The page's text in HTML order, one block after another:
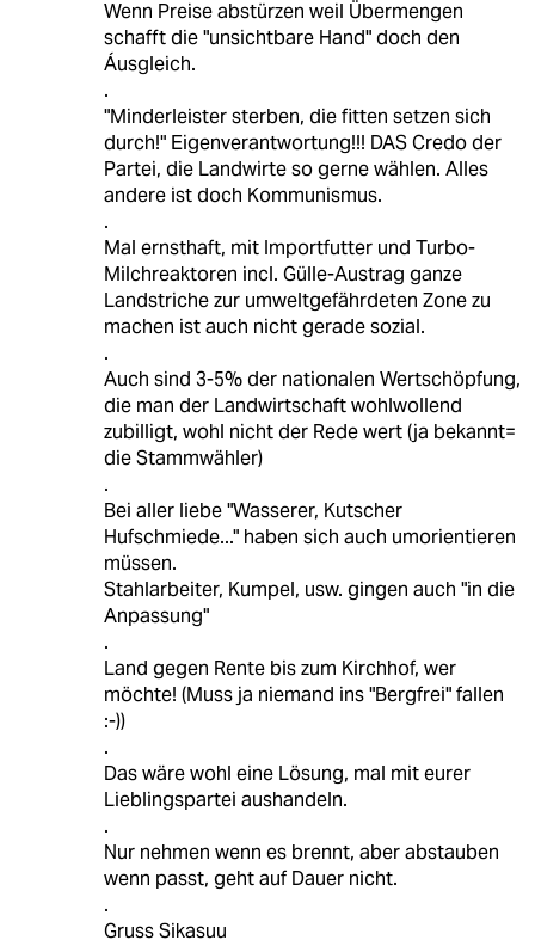
Wenn Preise abstürzen weil Übermengen
schafft die "unsichtbare Hand" doch den
Áusgleich.
.
"Minderleister sterben, die fitten setzen sich
durch!" Eigenverantwortung!!! DAS Credo der
Partei, die Landwirte so gerne wählen. Alles
andere ist doch Kommunismus.
.
Mal ernsthaft, mit Importfutter und Turbo-
Milchreaktoren incl. Gülle-Austrag ganze
Landstriche zur umweltgefährdeten Zone zu
machen ist auch nicht gerade sozial.
.
Auch sind 3-5% der nationalen Wertschöpfung,
die man der Landwirtschaft wohlwollend
zubilligt, wohl nicht der Rede wert (ja bekannt=
die Stammwähler)
.
Bei aller liebe "Wasserer, Kutscher
Hufschmiede..." haben sich auch umorientieren
müssen.
Stahlarbeiter, Kumpel, usw. gingen auch "in die
Anpassung"
.
Land gegen Rente bis zum Kirchhof, wer
möchte! (Muss ja niemand ins "Bergfrei" fallen
:-))
.
Das wäre wohl eine Lösung, mal mit eurer
Lieblingspartei aushandeln.
.
Nur nehmen wenn es brennt, aber abstauben
wenn passt, geht auf Dauer nicht.
.
Gruss Sikasuu